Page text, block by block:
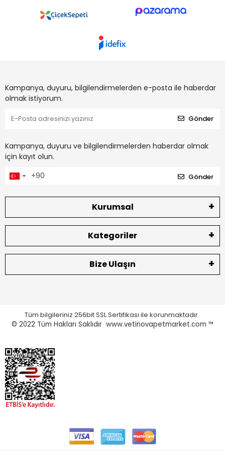
Kampanya, duyuru, bilgilendirmelerden e-posta ile haberdar
olmak istiyorum.
Gönder
Kampanya, duyuru ve bilgilendirmelerden haberdar olmak
için kayıt olun.
Gönder
Kurumsal
Kategoriler
Bize Ulaşın
Tüm bilgileriniz 256bit SSL Sertifikası ile korunmaktadır.
© 2022 Tüm Hakları Saklıdır www.vetinovapetmarket.com ™